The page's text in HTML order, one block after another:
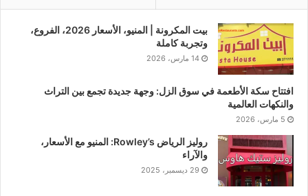
بيت المكرونة | المنيو، الأسعار 2026، الفروع،
وتجربة كاملة
14 مارس، 2026
افتتاح سكة الأطعمة في سوق الزل: وجهة جديدة تجمع بين التراث
والنكهات العالمية
5 مارس، 2026
روليز الرياض Rowley’s: المنيو مع الأسعار،
والآراء
29 ديسمبر، 2025